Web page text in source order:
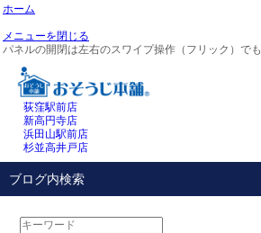
ホーム
メニューを閉じる
パネルの開閉は左右のスワイプ操作（フリック）で
荻窪駅前店
新高円寺店
浜田山駅前店
杉並高井戸店
ブログ内検索